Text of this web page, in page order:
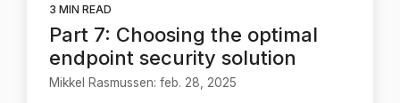
3 MIN READ
Part 7: Choosing the optimal
endpoint security solution
Mikkel Rasmussen: feb. 28, 2025